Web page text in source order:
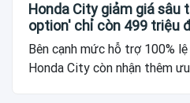
Honda City giảm giá sâu
option' chỉ còn 499 triệu
Bên cạnh mức hỗ trợ 100%
Honda City còn nhận thêm